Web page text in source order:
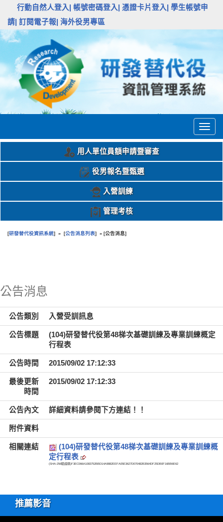
行動自然人登入| 帳號密碼登入| 憑證卡片登入|
學生帳號申
請| 訂閱電子報| 海外役男專區
用人單位員額申請暨審查
役男報名暨甄選
入營訓練
管理考核
[研發替代役資訊系統] » [公告消息列表] » [公告消息]
公告消息
公告類別 入營受訓訊息
公告標題
(104)研發替代役第48梯次基礎訓練及專業訓練概定
行程表
公告時間 2015/09/02 17:12:33
最後更新
時間
2015/09/02 17:12:33
公告內文 詳細資料請參閱下方連結！！
附件資料
相關連結
(104)研發替代役第48梯次基礎訓練及專業訓練概
定行程表
(SHA-256驗證碼)F3EC066A1083752BBD14A9882EEFA05E3627D070482B3564DF25DB0F16BB6E62
推薦影音